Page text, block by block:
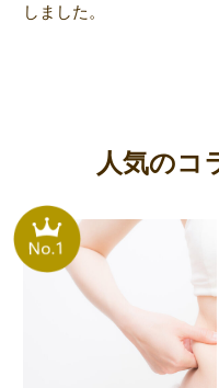
しました。
人気のコ